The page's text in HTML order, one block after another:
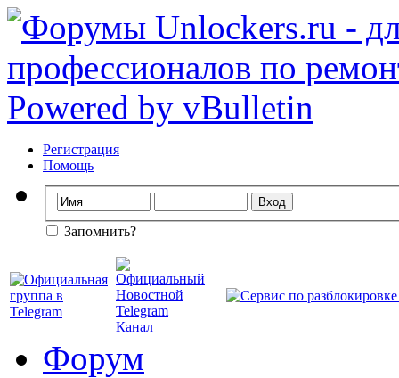
Регистрация
Помощь
Запомнить?
Форум